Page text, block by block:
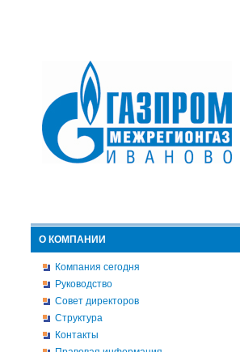
О КОМПАНИИ
Компания сегодня
Руководство
Совет директоров
Структура
Контакты